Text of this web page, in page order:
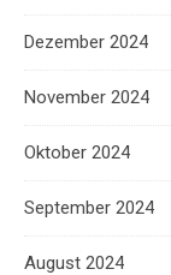
Dezember 2024
November 2024
Oktober 2024
September 2024
August 2024